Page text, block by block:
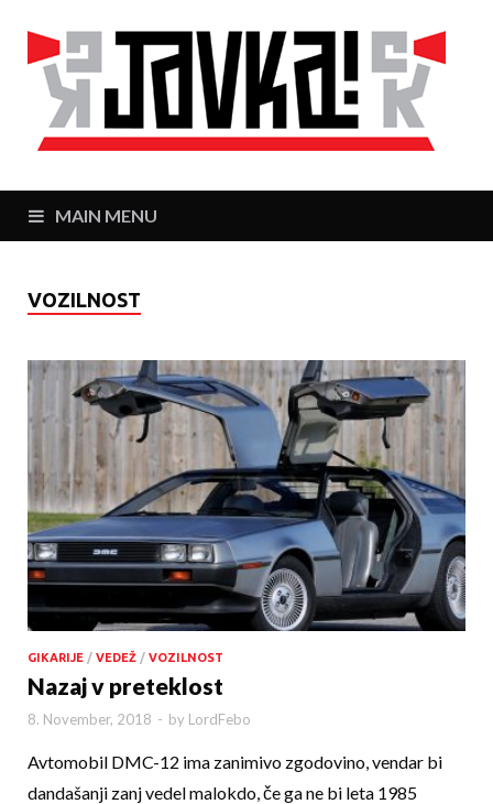
MAIN MENU
VOZILNOST
GIKARIJE / VEDEŽ / VOZILNOST
Nazaj v preteklost
8. November, 2018 - by LordFebo
Avtomobil DMC-12 ima zanimivo zgodovino, vendar bi
dandašanji zanj vedel malokdo, če ga ne bi leta 1985